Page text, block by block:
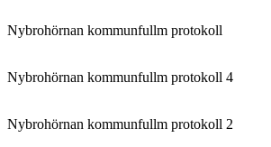
Nybrohörnan kommunfullm protokoll
Nybrohörnan kommunfullm protokoll 4
Nybrohörnan kommunfullm protokoll 2